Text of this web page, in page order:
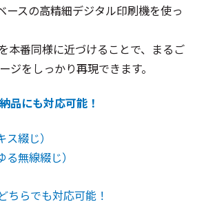
ースの高精細デジタル印刷機を使っ
本番同様に近づけることで、まるご
ジをしっかり再現できます。
品にも対応可能！
綴じ）
無線綴じ）
ちらでも対応可能！